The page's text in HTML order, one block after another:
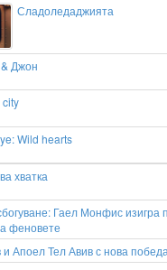
Сладоледаджията
Джон
city
Wild hearts
хватка
Гаел Монфис изигра
феновете
Апоел Тел Авив с нова